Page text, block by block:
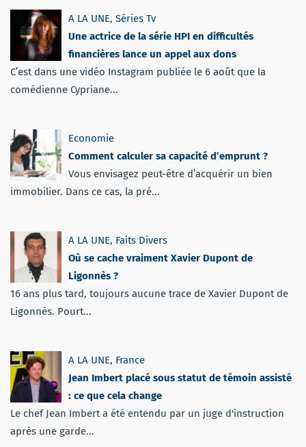
A LA UNE, Séries Tv
Une actrice de la série HPI en difficultés
financières lance un appel aux dons
C’est dans une vidéo Instagram publiée le 6 août que la
comédienne Cypriane...
Economie
Comment calculer sa capacité d’emprunt ?
Vous envisagez peut-être d’acquérir un bien
immobilier. Dans ce cas, la pré...
A LA UNE, Faits Divers
Où se cache vraiment Xavier Dupont de
Ligonnès ?
16 ans plus tard, toujours aucune trace de Xavier Dupont de
Ligonnès. Pourt...
A LA UNE, France
Jean Imbert placé sous statut de témoin assisté
: ce que cela change
Le chef Jean Imbert a été entendu par un juge d'instruction
après une garde...